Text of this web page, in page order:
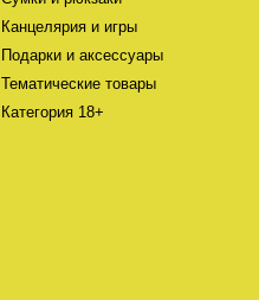
Канцелярия и игры
Подарки и аксессуары
Тематические товары
Категория 18+